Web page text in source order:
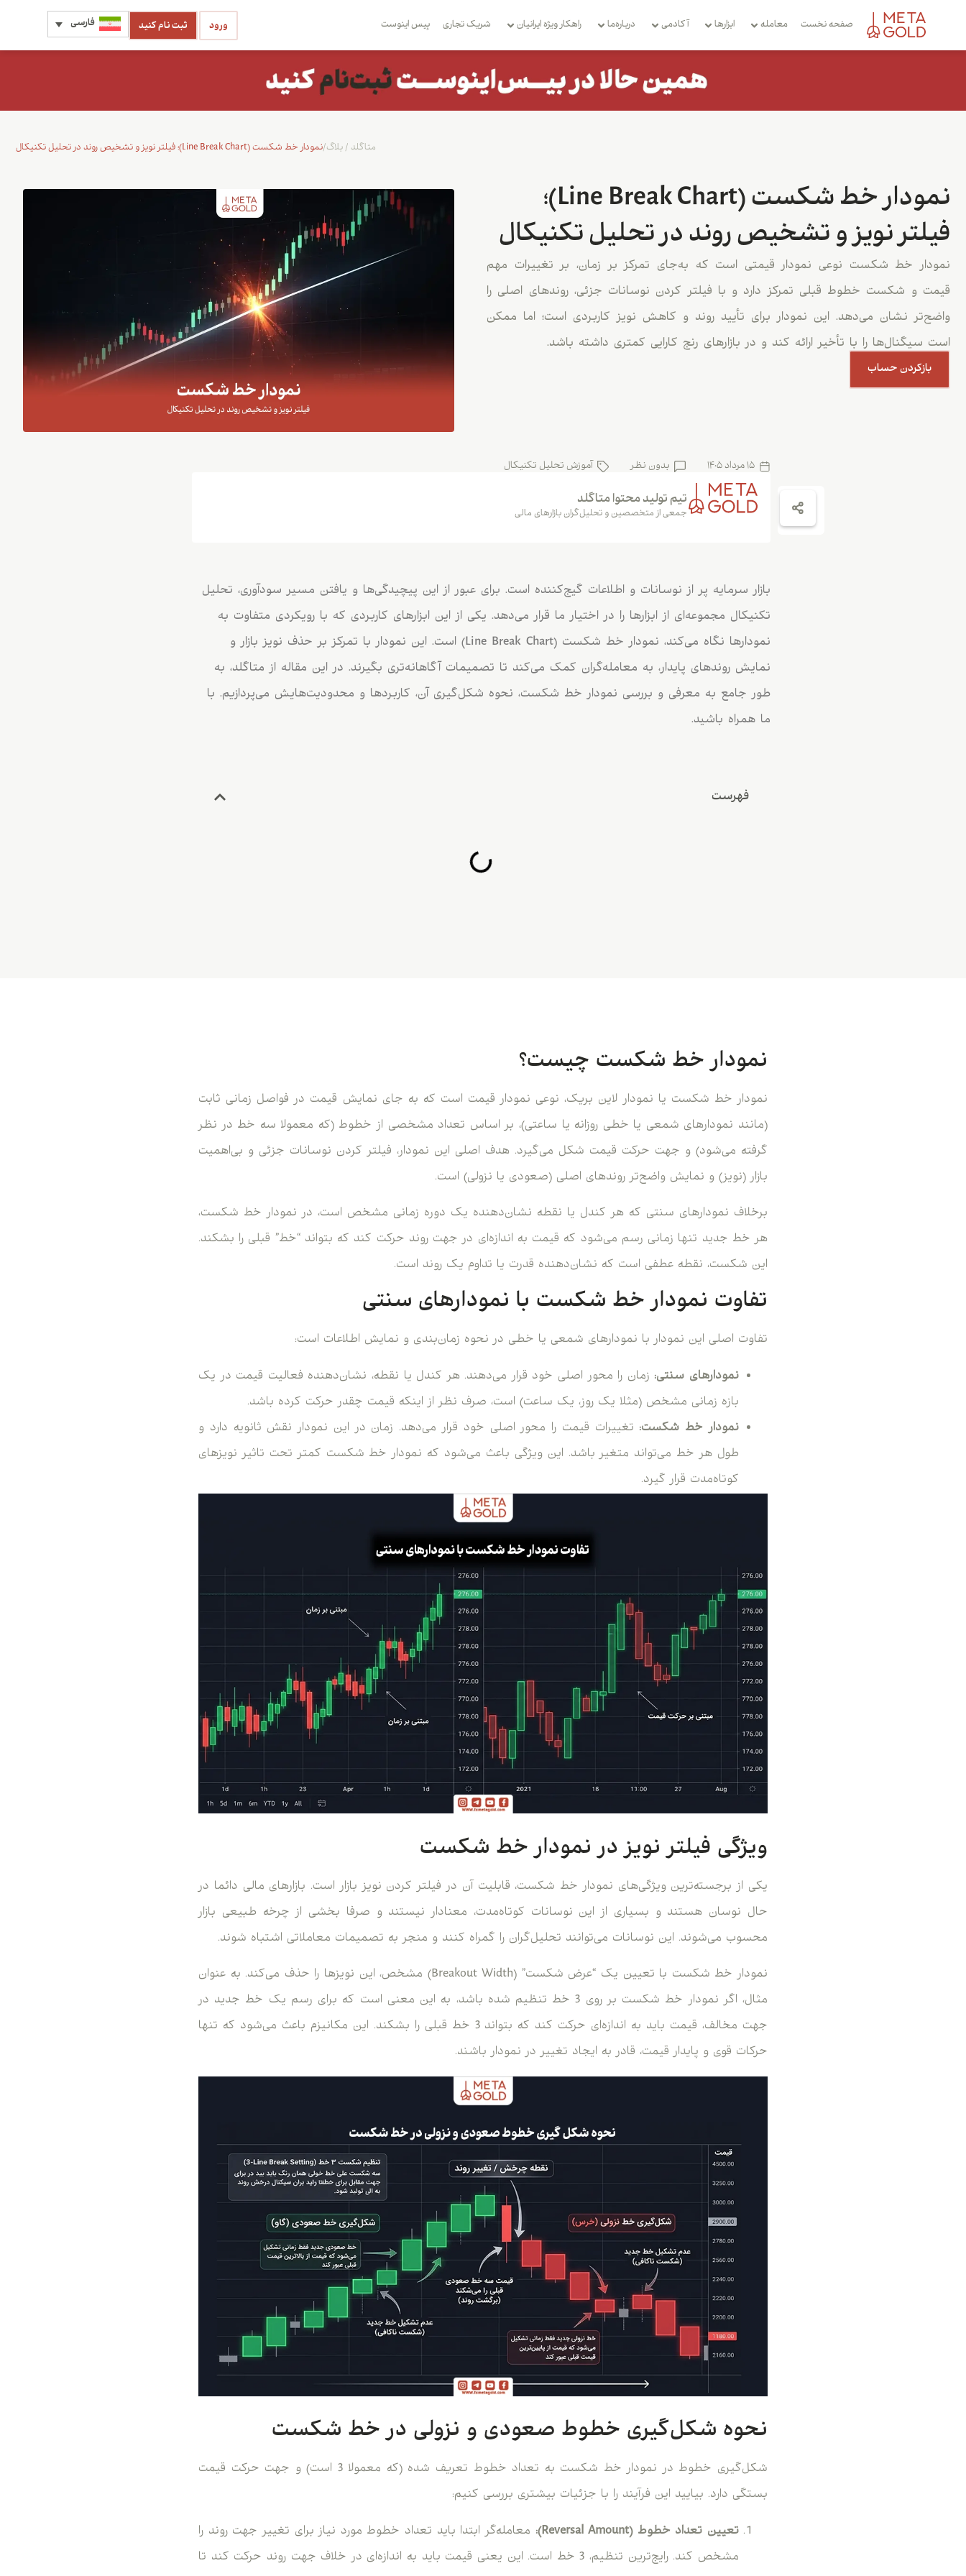
صفحه نخست معامله ابزارها آکادمی درباره‌ما راهکار ویژه ایرانیان شریک تجاری بِیس اینوست فارسی ثبت نام کنید ورود
نمودار خط شکست (Line Break Chart)؛ فیلتر نویز و تشخیص روند در تحلیل تکنیکال متاگلد /بلاگ/
نمودار خط شکست (Line Break Chart)؛
فیلتر نویز و تشخیص روند در تحلیل تکنیکال
نمودار خط شکست نوعی نمودار قیمتی است که به‌جای تمرکز بر زمان، بر تغییرات مهم
قیمت و شکست خطوط قبلی تمرکز دارد و با فیلتر کردن نوسانات جزئی، روندهای اصلی را
واضح‌تر نشان می‌دهد. این نمودار برای تأیید روند و کاهش نویز کاربردی است؛ اما ممکن
است سیگنال‌ها را با تأخیر ارائه کند و در بازارهای رنج کارایی کمتری داشته باشد.
بازکردن حساب
15 مرداد 1405 بدون نظر آموزش تحلیل تکنیکال
تیم تولید محتوا متاگلد
جمعی از متخصصین و تحلیل‌گران بازارهای مالی
بازار سرمایه پر از نوسانات و اطلاعات گیج‌کننده است. برای عبور از این پیچیدگی‌ها و یافتن مسیر سودآوری، تحلیل
تکنیکال مجموعه‌ای از ابزارها را در اختیار ما قرار می‌دهد. یکی از این ابزارهای کاربردی که با رویکردی متفاوت به
نمودارها نگاه می‌کند، نمودار خط شکست (Line Break Chart) است. این نمودار با تمرکز بر حذف نویز بازار و
نمایش روندهای پایدار، به معامله‌گران کمک می‌کند تا تصمیمات آگاهانه‌تری بگیرند. در این مقاله از متاگلد، به
طور جامع به معرفی و بررسی نمودار خط شکست، نحوه شکل‌گیری آن، کاربردها و محدودیت‌هایش می‌پردازیم. با
ما همراه باشید.
فهرست
نمودار خط شکست چیست؟
نمودار خط شکست یا نمودار لاین بریک، نوعی نمودار قیمت است که به جای نمایش قیمت در فواصل زمانی ثابت
(مانند نمودارهای شمعی یا خطی روزانه یا ساعتی)، بر اساس تعداد مشخصی از خطوط (که معمولا سه خط در نظر
گرفته می‌شود) و جهت حرکت قیمت شکل می‌گیرد. هدف اصلی این نمودار، فیلتر کردن نوسانات جزئی و بی‌اهمیت
بازار (نویز) و نمایش واضح‌تر روندهای اصلی (صعودی یا نزولی) است.
برخلاف نمودارهای سنتی که هر کندل یا نقطه نشان‌دهنده یک دوره زمانی مشخص است، در نمودار خط شکست،
هر خط جدید تنها زمانی رسم می‌شود که قیمت به اندازه‌ای در جهت روند حرکت کند که بتواند “خط” قبلی را بشکند.
این شکست، نقطه عطفی است که نشان‌دهنده قدرت یا تداوم یک روند است.
تفاوت نمودار خط شکست با نمودارهای سنتی
تفاوت اصلی این نمودار با نمودارهای شمعی یا خطی در نحوه زمان‌بندی و نمایش اطلاعات است:
نمودارهای سنتی: زمان را محور اصلی خود قرار می‌دهند. هر کندل یا نقطه، نشان‌دهنده فعالیت قیمت در یک
بازه زمانی مشخص (مثلا یک روز، یک ساعت) است، صرف نظر از اینکه قیمت چقدر حرکت کرده باشد.
نمودار خط شکست: تغییرات قیمت را محور اصلی خود قرار می‌دهد. زمان در این نمودار نقش ثانویه دارد و
طول هر خط می‌تواند متغیر باشد. این ویژگی باعث می‌شود که نمودار خط شکست کمتر تحت تاثیر نویزهای
کوتاه‌مدت قرار گیرد.
ویژگی فیلتر نویز در نمودار خط شکست
یکی از برجسته‌ترین ویژگی‌های نمودار خط شکست، قابلیت آن در فیلتر کردن نویز بازار است. بازارهای مالی دائما در
حال نوسان هستند و بسیاری از این نوسانات کوتاه‌مدت، معنادار نیستند و صرفا بخشی از چرخه طبیعی بازار
محسوب می‌شوند. این نوسانات می‌توانند تحلیل‌گران را گمراه کنند و منجر به تصمیمات معاملاتی اشتباه شوند.
نمودار خط شکست با تعیین یک “عرض شکست” (Breakout Width) مشخص، این نویزها را حذف می‌کند. به عنوان
مثال، اگر نمودار خط شکست بر روی 3 خط تنظیم شده باشد، به این معنی است که برای رسم یک خط جدید در
جهت مخالف، قیمت باید به اندازه‌ای حرکت کند که بتواند 3 خط قبلی را بشکند. این مکانیزم باعث می‌شود که تنها
حرکات قوی و پایدار قیمت، قادر به ایجاد تغییر در نمودار باشند.
نحوه شکل‌گیری خطوط صعودی و نزولی در خط شکست
شکل‌گیری خطوط در نمودار خط شکست به تعداد خطوط تعریف شده (که معمولا 3 است) و جهت حرکت قیمت
بستگی دارد. بیایید این فرآیند را با جزئیات بیشتری بررسی کنیم:
تعیین تعداد خطوط (Reversal Amount
): معامله‌گر ابتدا باید تعداد خطوط مورد نیاز برای تغییر جهت روند را
مشخص کند. رایج‌ترین تنظیم، 3 خط است. این یعنی قیمت باید به اندازه‌ای در خلاف جهت روند حرکت کند تا